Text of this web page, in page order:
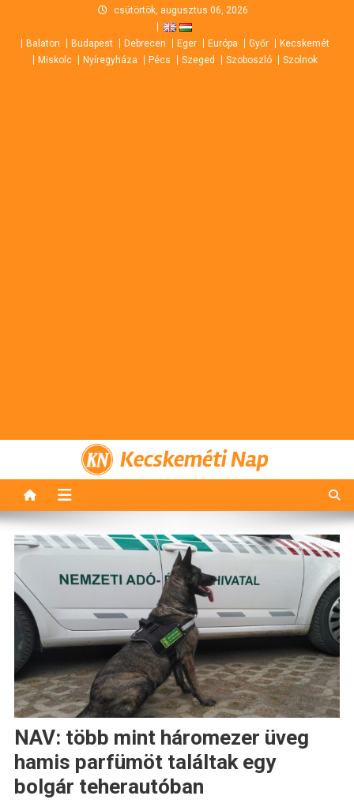
content
csütörtök, augusztus 06, 2026
Balaton Budapest Debrecen Eger Európa Győr
Kecskemét
Miskolc
Nyíregyháza Pécs Szeged Szoboszló Szolnok
Kecskeméti Nap
NAV: több mint háromezer üveg
hamis parfümöt találtak egy
bolgár teherautóban